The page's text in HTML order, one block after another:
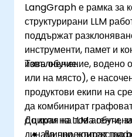
LangGraph е рамка за
структурирани LLM
поддържат
инструменти, памет и
изпълнение.
Това обучение, водено
или на място), е
продуктови екипи на
да комбинират
с цикли на LLM агенти,
До края на това